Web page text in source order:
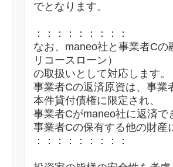
でとなります。
：：：：：：：：：
なお、maneo社と事業者C
リコースローン）
の取扱いとして対応します。
事業者Cの返済原資は、事業
本件貸付債権に限定され、
事業者Cがmaneo社に返済で
事業者Cの保有する他の財産
：：：：：：：：：